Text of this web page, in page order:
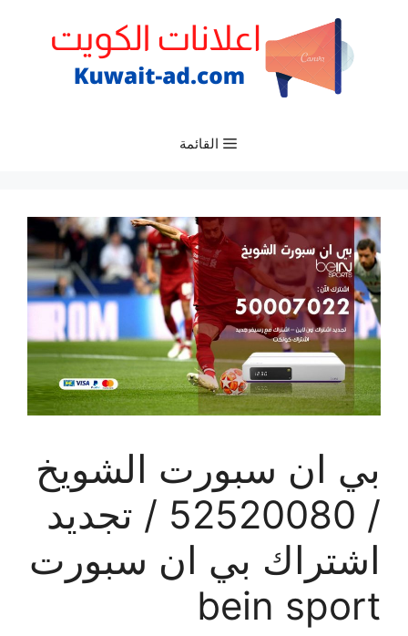
القائمة
بي ان سبورت الشويخ
/ 52520080 / تجديد
اشتراك بي ان سبورت
bein sport